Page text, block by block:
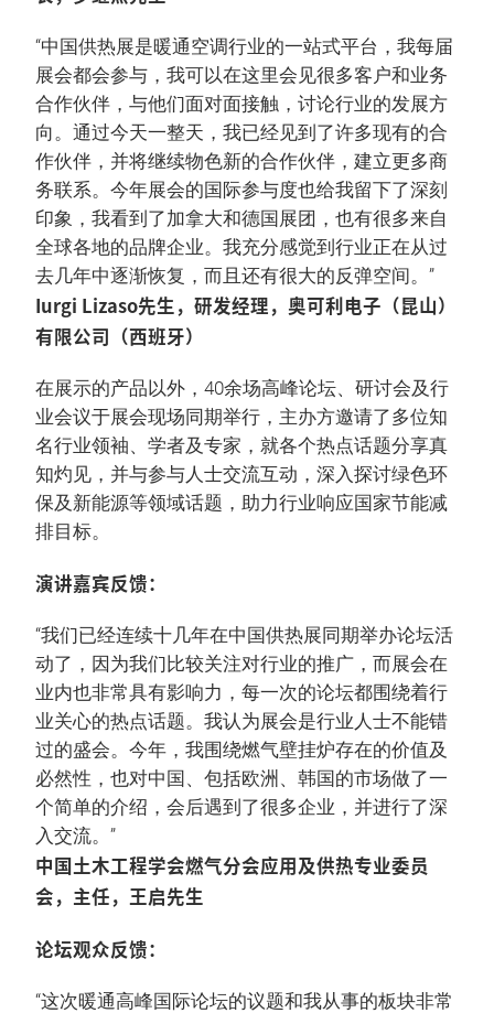
“中国供热展是暖通空调行业的一站式平台，我每届
展会都会参与，我可以在这里会见很多客户和业务
合作伙伴，与他们面对面接触，讨论行业的发展方
向。通过今天一整天，我已经见到了许多现有的合
作伙伴，并将继续物色新的合作伙伴，建立更多商
务联系。今年展会的国际参与度也给我留下了深刻
印象，我看到了加拿大和德国展团，也有很多来自
全球各地的品牌企业。我充分感觉到行业正在从过
去几年中逐渐恢复，而且还有很大的反弹空间。”
Iurgi Lizaso先生，研发经理，奥可利电子（昆山）
有限公司（西班牙）
在展示的产品以外，40余场高峰论坛、研讨会及行
业会议于展会现场同期举行，主办方邀请了多位知
名行业领袖、学者及专家，就各个热点话题分享真
知灼见，并与参与人士交流互动，深入探讨绿色环
保及新能源等领域话题，助力行业响应国家节能减
排目标。
演讲嘉宾反馈：
“我们已经连续十几年在中国供热展同期举办论坛活
动了，因为我们比较关注对行业的推广，而展会在
业内也非常具有影响力，每一次的论坛都围绕着行
业关心的热点话题。我认为展会是行业人士不能错
过的盛会。今年，我围绕燃气壁挂炉存在的价值及
必然性，也对中国、包括欧洲、韩国的市场做了一
个简单的介绍，会后遇到了很多企业，并进行了深
入交流。”
中国土木工程学会燃气分会应用及供热专业委员
会，主任，王启先生
论坛观众反馈：
“这次暖通高峰国际论坛的议题和我从事的板块非常